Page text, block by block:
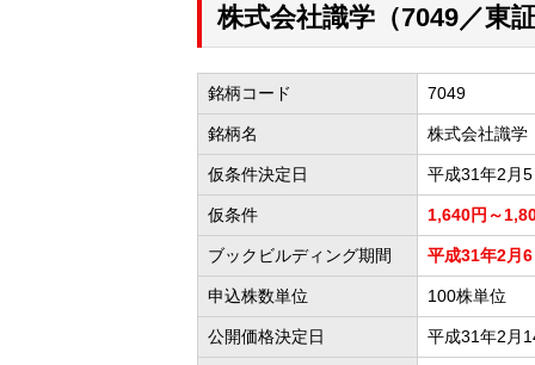
株式会社識学（7049／東
銘柄コード 7049
銘柄名 株式会社識学
仮条件決定日 平成31年2月
仮条件 1,640円～
ブックビルディング期間 平成31年2
申込株数単位 100株単位
公開価格決定日 平成31年2月